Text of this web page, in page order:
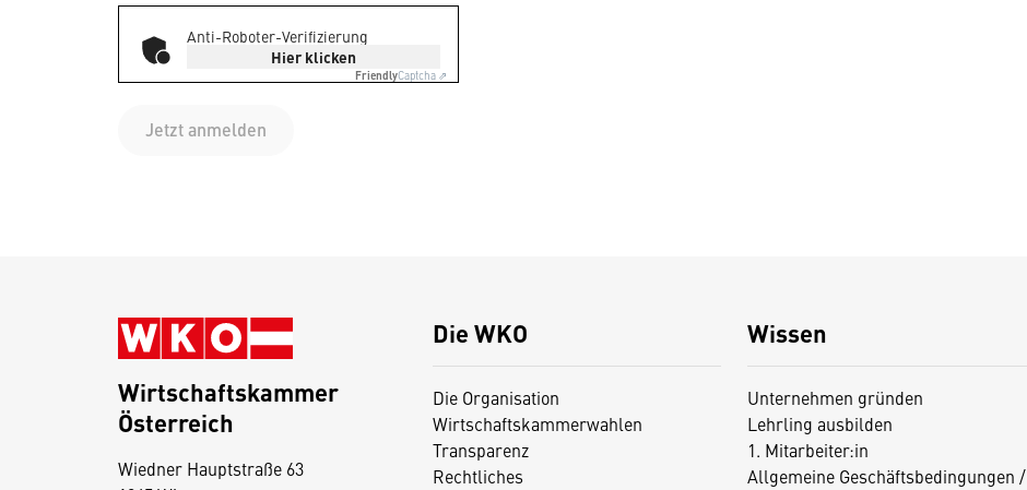
Anti-Roboter-Verifizierung
Hier klicken
FriendlyCaptcha ⇗
Jetzt anmelden
Die WKO
Die Organisation
Wirtschaftskammerwahlen
Transparenz
Rechtliches
Wissen
Unternehmen gründen
Lehrling ausbilden
1. Mitarbeiter:in
Allgemeine Geschäftsbedingungen /
Wirtschaftskammer
Österreich
Wiedner Hauptstraße 63